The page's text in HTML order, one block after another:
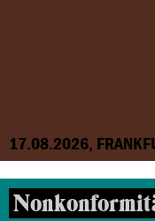
17.08.2026,